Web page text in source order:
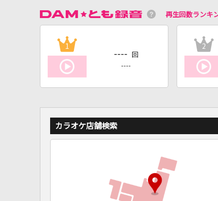
再生回数ランキ
1
---- 回
----
2
カラオケ店舗検索